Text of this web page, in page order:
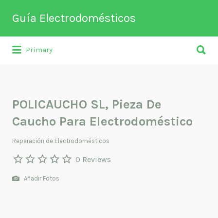
Guía Electrodomésticos
Directorio de empresas relacionadas
Buscar
por:
Primary
por:
POLICAUCHO SL, Pieza De
Caucho Para Electrodoméstico
Reparación de Electrodomésticos
0 Reviews
Añadir Fotos